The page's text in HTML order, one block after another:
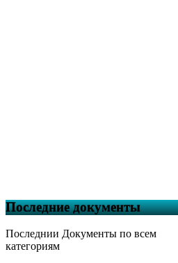
Последние документы
Последнии Документы по всем
категориям